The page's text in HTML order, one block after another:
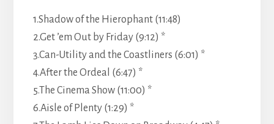
1.Shadow of the Hierophant (11:48)
2.Get ’em Out by Friday (9:12) *
3.Can-Utility and the Coastliners (6:01) *
4.After the Ordeal (6:47) *
5.The Cinema Show (11:00) *
6.Aisle of Plenty (1:29) *